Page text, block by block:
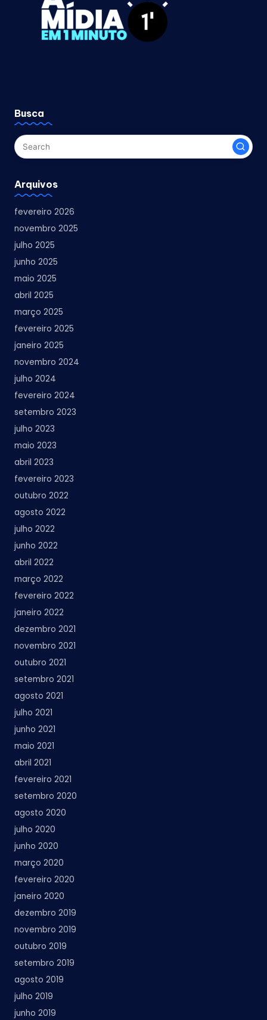
Busca
Arquivos
fevereiro 2026
novembro 2025
julho 2025
junho 2025
maio 2025
abril 2025
março 2025
fevereiro 2025
janeiro 2025
novembro 2024
julho 2024
fevereiro 2024
setembro 2023
julho 2023
maio 2023
abril 2023
fevereiro 2023
outubro 2022
agosto 2022
julho 2022
junho 2022
abril 2022
março 2022
fevereiro 2022
janeiro 2022
dezembro 2021
novembro 2021
outubro 2021
setembro 2021
agosto 2021
julho 2021
junho 2021
maio 2021
abril 2021
fevereiro 2021
setembro 2020
agosto 2020
julho 2020
junho 2020
março 2020
fevereiro 2020
janeiro 2020
dezembro 2019
novembro 2019
outubro 2019
setembro 2019
agosto 2019
julho 2019
junho 2019